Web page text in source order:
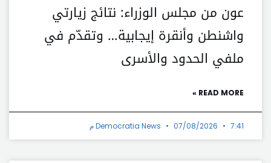
عون من مجلس الوزراء: نتائج زيارتي
واشنطن وأنقرة إيجابية… وتقدّم في
ملفي الحدود والأسرى
READ MORE »
Democratia News 07/08/2026 7:41 م